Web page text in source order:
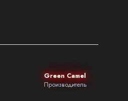
Green Camel
Производитель